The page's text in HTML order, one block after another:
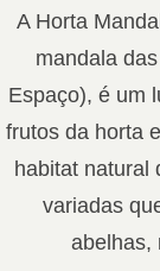
A Horta
mandala
Espaço), é um
frutos da horta
habitat natural
variadas
abelhas,